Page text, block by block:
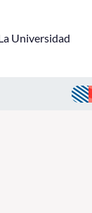
Universidad